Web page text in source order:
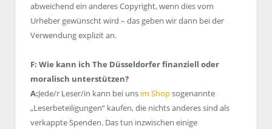
abweichend ein anderes Copyright, wenn dies vom
Urheber gewünscht wird – das geben wir dann bei der
Verwendung explizit an.
F: Wie kann ich The Düsseldorfer finanziell oder
moralisch unterstützen?
A:Jede/r Leser/in kann bei uns im Shopsogenannte
„Leserbeteiligungen“ kaufen, die nichts anderes sind als
verkappte Spenden. Das tun inzwischen einige